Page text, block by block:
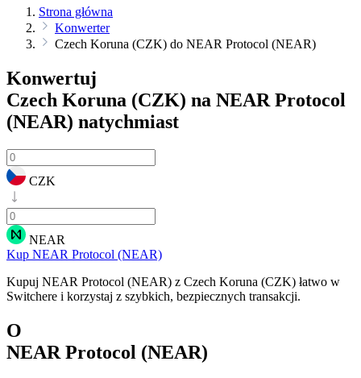
Strona główna
Konwerter
Czech Koruna (CZK) do NEAR Protocol (NEAR)
Konwertuj
Czech Koruna (CZK) na NEAR Protocol
(NEAR) natychmiast
CZK
NEAR
Kup NEAR Protocol (NEAR)
Kupuj NEAR Protocol (NEAR) z Czech Koruna (CZK) łatwo w
Switchere i korzystaj z szybkich, bezpiecznych transakcji.
O
NEAR Protocol (NEAR)